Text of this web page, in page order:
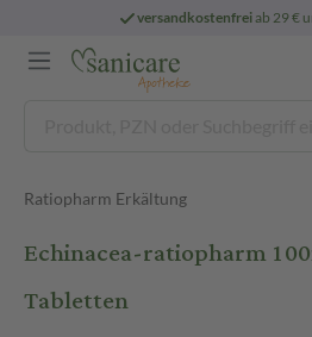
versandkostenfreiab 29 €
Ratiopharm Erkältung
Echinacea-ratiopharm
Tabletten